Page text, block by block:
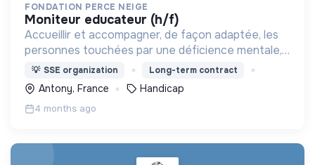
FONDATION PERCE NEIGE
moniteur educateur (h/f)
Accueillir et accompagner, de façon adaptée, les
personnes touchées par une déficience mentale,
un handicap physique ou psychique
💡 SSE organization Long-term contract
Antony, France Handicap
4 months ago